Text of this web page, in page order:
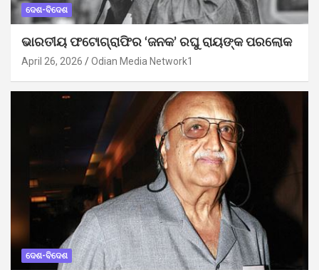
ଦେଶ-ବିଦେଶ
ଭାରତୀୟ ଫଟୋଗ୍ରାଫିର ‘ଜନକ’ ରଘୁ ରାୟଙ୍କ ପରଲୋକ
April 26, 2026 Odian Media Network1
ଦେଶ-ବିଦେଶ